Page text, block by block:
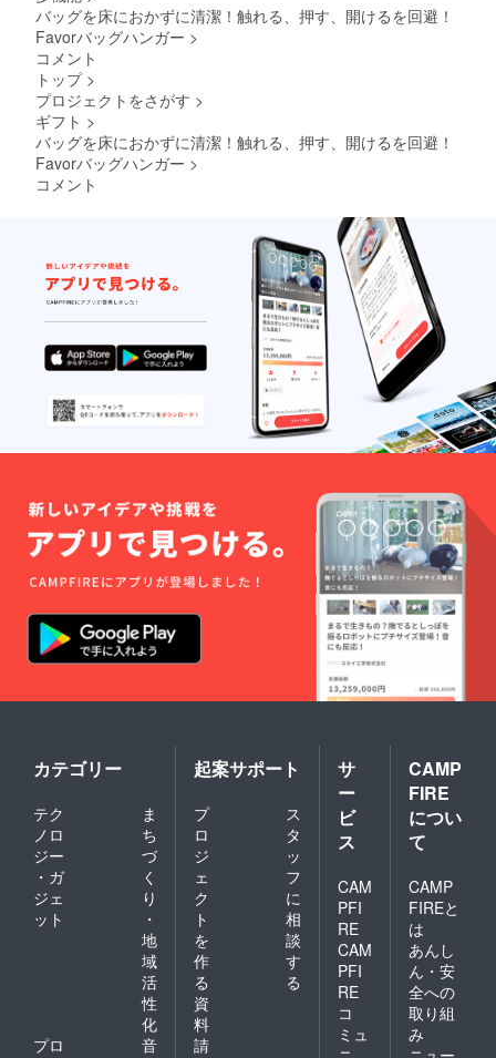
バッグを床におかずに清潔！触れる、押す、開けるを回避！
Favorバッグハンガー >
コメント
トップ >
プロジェクトをさがす >
ギフト >
バッグを床におかずに清潔！触れる、押す、開けるを回避！
Favorバッグハンガー >
コメント
カテゴリー
テク
ノロ
ジー
・ガ
ジェ
ット
ま
ち
づ
く
り
・
地
域
活
性
化
プロ
音
起案サポート
プ
ロ
ジ
ェ
ク
ト
を
作
る
ス
タ
ッ
フ
に
相
談
す
る
資
料
請
サ
ー
ビ
ス
CAM
PFI
RE
CAM
PFI
RE
コ
ミュ
CAMP
FIRE
につい
て
CAMP
FIREと
は
あんし
ん・安
全への
取り組
み